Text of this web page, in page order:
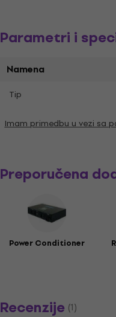
Parametri i
Namena
Tip
Imam primedbu u vezi sa
Preporučena
Power Conditioner
Recenzije (1)